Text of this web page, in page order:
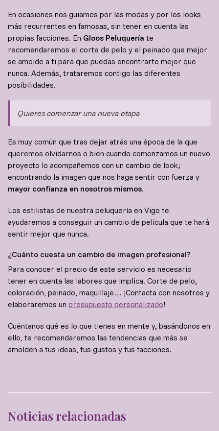
En ocasiones nos guiamos por las modas y por los looks
más recurrentes en famosas, sin tener en cuenta las
propias facciones. En Gloos Peluquería te
recomendaremos el corte de pelo y el peinado que mejor
se amolde a ti para que puedas encontrarte mejor que
nunca. Además, trataremos contigo las diferentes
posibilidades.
Quieres comenzar una nueva etapa
Es muy común que tras dejar atrás una época de la que
queremos olvidarnos o bien cuando comenzamos un nuevo
proyecto lo acompañemos con un cambio de look;
encontrando la imagen que nos haga sentir con fuerza y
mayor confianza en nosotros mismos.
Los estilistas de nuestra peluquería en Vigo te
ayudaremos a conseguir un cambio de película que te hará
sentir mejor que nunca.
¿Cuánto cuesta un cambio de imagen profesional?
Para conocer el precio de este servicio es necesario
tener en cuenta las labores que implica. Corte de pelo,
coloración, peinado, maquillaje… ¡Contacta con nosotros y
elaboraremos un presupuesto personalizado!
Cuéntanos qué es lo que tienes en mente y, basándonos en
ello, te recomendaremos las tendencias que más se
amolden a tus ideas, tus gustos y tus facciones.
Noticias relacionadas